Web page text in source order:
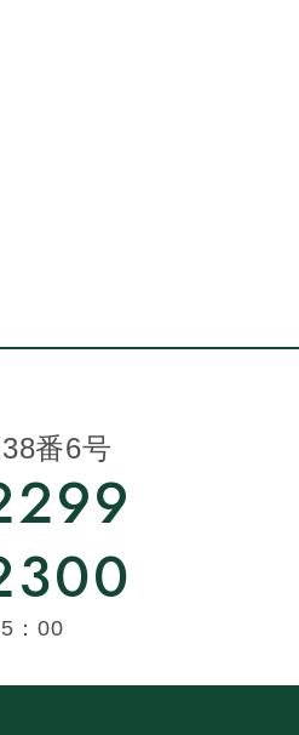
番6号
：00